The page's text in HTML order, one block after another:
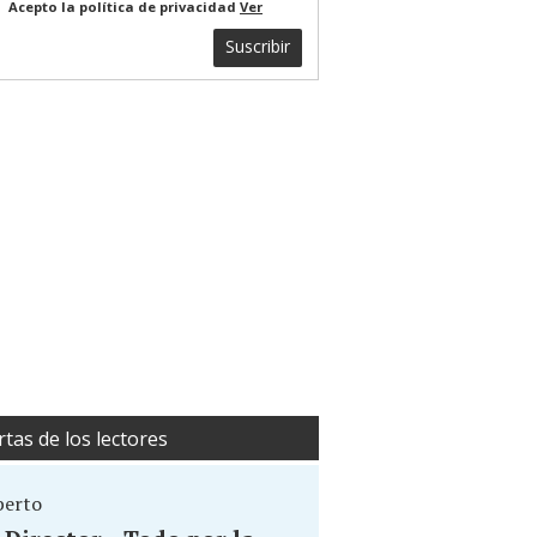
Acepto la política de privacidad Ver
Suscribir
de los lectores